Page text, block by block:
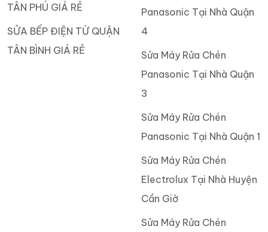
TÂN PHÚ GIÁ RẺ
SỬA BẾP ĐIỆN TỪ QUẬN
TÂN BÌNH GIÁ RẺ
Panasonic Tại Nhà Quận
4
Sửa Máy Rửa Chén
Panasonic Tại Nhà Quận
3
Sửa Máy Rửa Chén
Panasonic Tại Nhà Quận 1
Sửa Máy Rửa Chén
Electrolux Tại Nhà Huyện
Cần Giờ
Sửa Máy Rửa Chén